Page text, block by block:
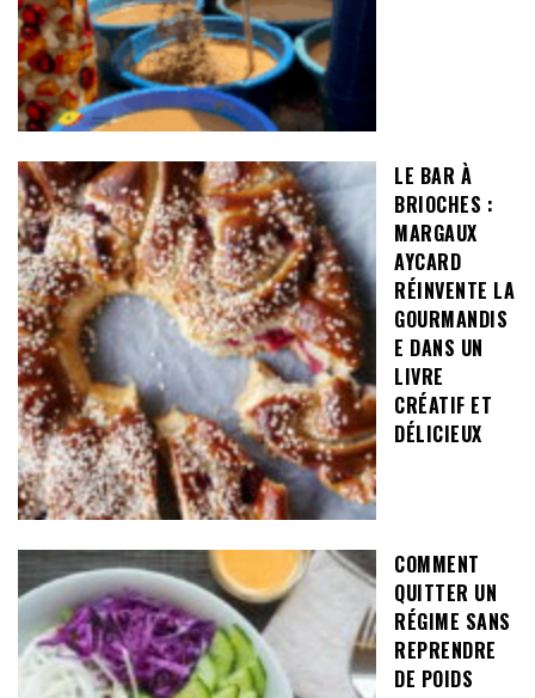
LE BAR À
BRIOCHES :
MARGAUX
AYCARD
RÉINVENTE LA
GOURMANDIS
E DANS UN
LIVRE
CRÉATIF ET
DÉLICIEUX
COMMENT
QUITTER UN
RÉGIME SANS
REPRENDRE
DE POIDS